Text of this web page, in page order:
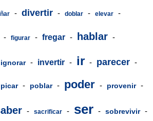
- divertir - doblar - elevar -
- figurar - fregar - hablar -
ignorar - invertir - ir - parecer -
picar - poblar - poder - provenir -
- sacrificar - ser - sobrevivir -